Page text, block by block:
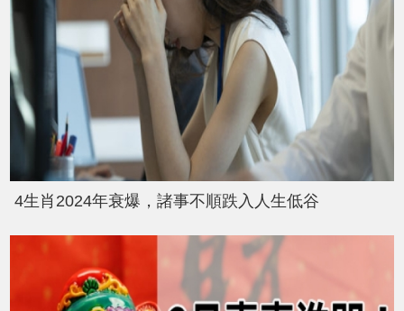
4生肖2024年衰爆，諸事不順跌入人生低谷